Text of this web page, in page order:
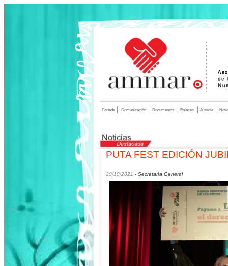
Portada Comunicación Documentos Enlaces Justicia
PUTA FEST EDICIÓN
20/10/2021 - Secretaría General